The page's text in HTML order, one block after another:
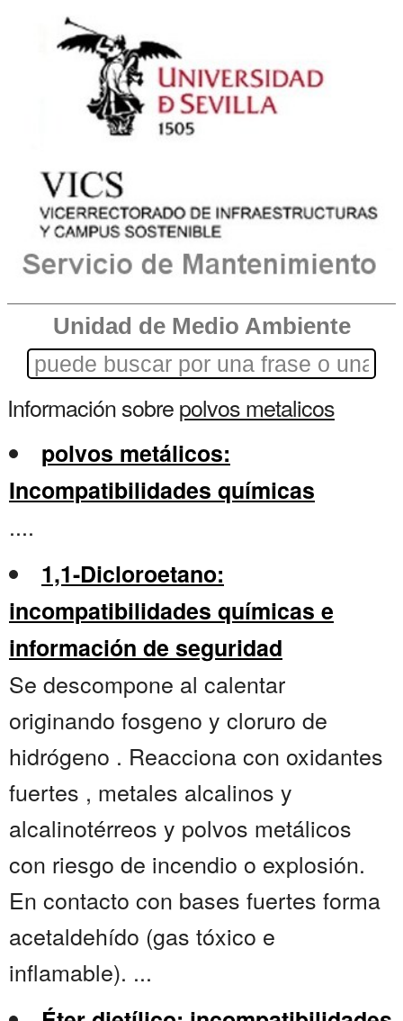
Unidad de Medio Ambiente
Información sobrepolvos metalicos
polvos metálicos:
Incompatibilidades químicas
....
1,1-Dicloroetano:
incompatibilidades químicas e
información de seguridad
Se descompone al calentar
originando fosgeno y cloruro de
hidrógeno . Reacciona con oxidantes
fuertes , metales alcalinos y
alcalinotérreos y polvos metálicos
con riesgo de incendio o explosión.
En contacto con bases fuertes forma
acetaldehído (gas tóxico e
inflamable). ...